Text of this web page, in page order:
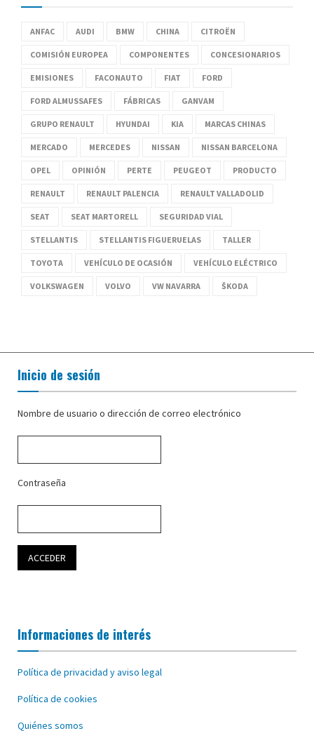
ANFAC AUDI BMW CHINA CITROËN
COMISIÓN EUROPEA COMPONENTES CONCESIONARIOS
EMISIONES FACONAUTO FIAT FORD
FORD ALMUSSAFES FÁBRICAS GANVAM
GRUPO RENAULT HYUNDAI KIA MARCAS CHINAS
MERCADO MERCEDES NISSAN NISSAN BARCELONA
OPEL OPINIÓN PERTE PEUGEOT PRODUCTO
RENAULT RENAULT PALENCIA RENAULT VALLADOLID
SEAT SEAT MARTORELL SEGURIDAD VIAL
STELLANTIS STELLANTIS FIGUERUELAS TALLER
TOYOTA VEHÍCULO DE OCASIÓN VEHÍCULO ELÉCTRICO
VOLKSWAGEN VOLVO VW NAVARRA ŠKODA
Inicio de sesión
Nombre de usuario o dirección de correo electrónico
Contraseña
Informaciones de interés
Política de privacidad y aviso legal
Política de cookies
Quiénes somos